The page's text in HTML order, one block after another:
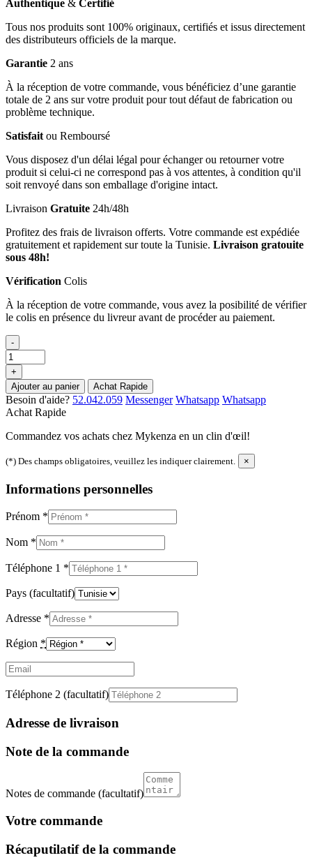
Authentique & Certifié
Tous nos produits sont 100% originaux, certifiés et issus directement
des distributeurs officiels de la marque.
Garantie 2 ans
À la réception de votre commande, vous bénéficiez d’une garantie
totale de 2 ans sur votre produit pour tout défaut de fabrication ou
problème technique.
Satisfait ou Remboursé
Vous disposez d'un délai légal pour échanger ou retourner votre
produit si celui-ci ne correspond pas à vos attentes, à condition qu'il
soit renvoyé dans son emballage d'origine intact.
Livraison Gratuite 24h/48h
Profitez des frais de livraison offerts. Votre commande est expédiée
gratuitement et rapidement sur toute la Tunisie. Livraison gratouite
sous 48h!
Vérification Colis
À la réception de votre commande, vous avez la posibilité de vérifier
le colis en présence du livreur avant de procéder au paiement.
-
+
Ajouter au panier
Achat Rapide
Besoin d'aide? 52.042.059 Messenger Whatsapp Whatsapp
Achat Rapide
Commandez vos achats chez Mykenza en un clin d'œil!
(*) Des champs obligatoires, veuillez les indiquer clairement. ×
Informations personnelles
Prénom *
Nom *
Téléphone 1 *
Pays (facultatif)
Adresse *
Région *
Email
Téléphone 2 (facultatif)
Adresse de livraison
Note de la commande
Notes de commande (facultatif)
Votre commande
Récaputilatif de la commande